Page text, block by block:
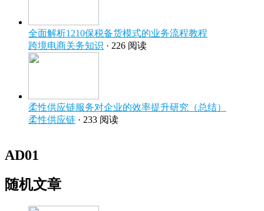
全面解析1210保税备货模式的业务流程教程
跨境电商关务知识 · 226 阅读
柔性供应链服务对企业的效率提升研究（总结）
柔性供应链 · 233 阅读
AD01
随机文章